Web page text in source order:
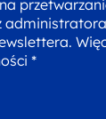
*